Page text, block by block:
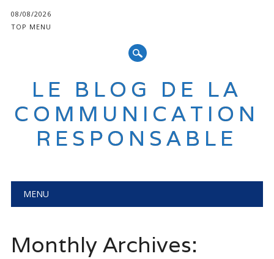
08/08/2026
TOP MENU
LE BLOG DE LA
COMMUNICATION
RESPONSABLE
Main menu
MENU
Monthly Archives: